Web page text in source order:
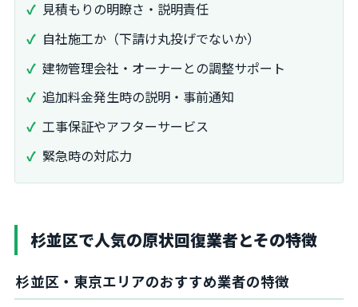
見積もりの明瞭さ・説明責任
自社施工か（下請け丸投げでないか）
建物管理会社・オーナーとの調整サポート
追加料金発生時の説明・事前通知
工事保証やアフターサービス
緊急時の対応力
杉並区で人気の原状回復業者とその特徴
杉並区・東京エリアのおすすめ業者の特徴